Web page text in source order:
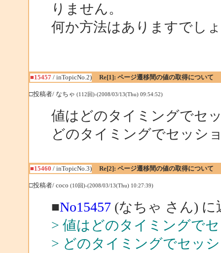
りません。
何か方法はありますでし
■15457/ inTopicNo.2) Re[1]: ページ遷移間の値の取得について
□投稿者/ なちゃ (112回)-(2008/03/13(Thu) 09:54:52)
値はどのタイミングでセ
どのタイミングでセッシ
■15460 / inTopicNo.3) Re[2]: ページ遷移間の値の取得について
□投稿者/ coco (10回)-(2008/03/13(Thu) 10:27:39)
■No15457(なちゃ さん) に
> 値はどのタイミングで
> どのタイミングでセッ